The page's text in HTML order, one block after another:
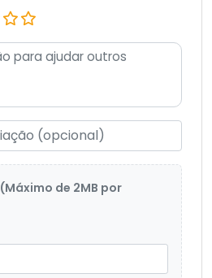
(Máximo de 2MB por